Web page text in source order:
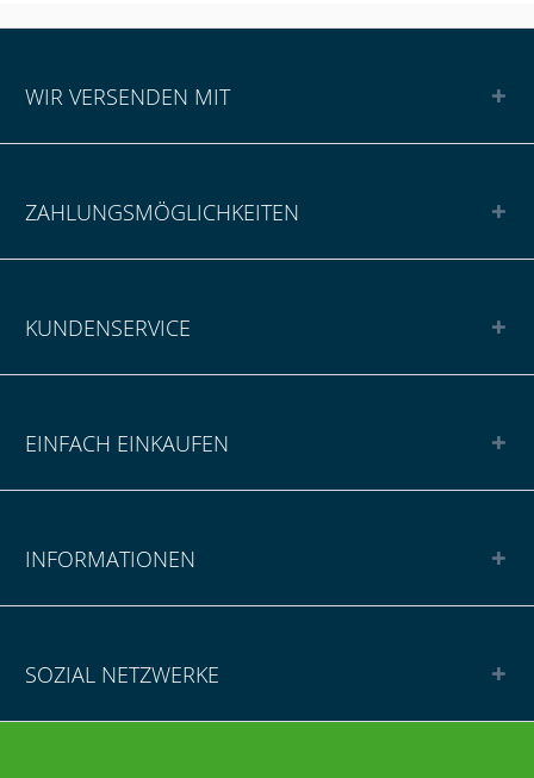
WIR VERSENDEN MIT
ZAHLUNGSMÖGLICHKEITEN
KUNDENSERVICE
EINFACH EINKAUFEN
INFORMATIONEN
SOZIAL NETZWERKE